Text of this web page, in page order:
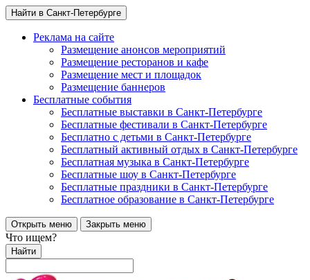
Найти в Санкт-Петербурге
Реклама на сайте
Размещение анонсов мероприятий
Размещение ресторанов и кафе
Размещение мест и площадок
Размещение баннеров
Бесплатные события
Бесплатные выставки в Санкт-Петербурге
Бесплатные фестивали в Санкт-Петербурге
Бесплатно с детьми в Санкт-Петербурге
Бесплатный активный отдых в Санкт-Петербурге
Бесплатная музыка в Санкт-Петербурге
Бесплатные шоу в Санкт-Петербурге
Бесплатные праздники в Санкт-Петербурге
Бесплатное образование в Санкт-Петербурге
Открыть меню Закрыть меню
Что ищем?
Найти